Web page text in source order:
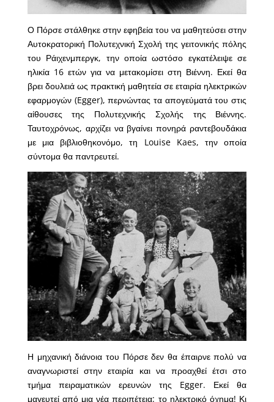
Ο Πόρσε στάλθηκε στην εφηβεία του να μαθητεύσει στην
Αυτοκρατορική Πολυτεχνική Σχολή της γειτονικής πόλης
του Ράιχενμπεργκ, την οποία ωστόσο εγκατέλειψε σε
ηλικία 16 ετών για να μετακομίσει στη Βιέννη. Εκεί θα
βρει δουλειά ως πρακτική μαθητεία σε εταιρία ηλεκτρικών
εφαρμογών (Egger), περνώντας τα απογεύματά του στις
αίθουσες της Πολυτεχνικής Σχολής της Βιέννης.
Ταυτοχρόνως, αρχίζει να βγαίνει πονηρά ραντεβουδάκια
με μια βιβλιοθηκονόμο, τη Louise Kaes, την οποία
σύντομα θα παντρευτεί.
Η μηχανική διάνοια του Πόρσε δεν θα έπαιρνε πολύ να
αναγνωριστεί στην εταιρία και να προαχθεί έτσι στο
τμήμα πειραματικών ερευνών της Egger. Εκεί θα
μαγευτεί από μια νέα περιπέτεια: το ηλεκτρικό όχημα! Κι